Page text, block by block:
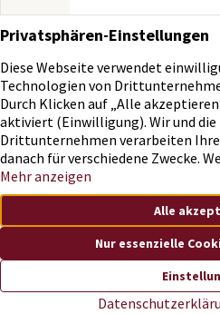
rund um den Kauf,
Vermietung Ihrer
Unser Einzugsgebiet
Was ist Ihre Immobilie wert?
Bewerten Sie jetzt Ihre
unverbindliche und
JETZT BEWERTEN